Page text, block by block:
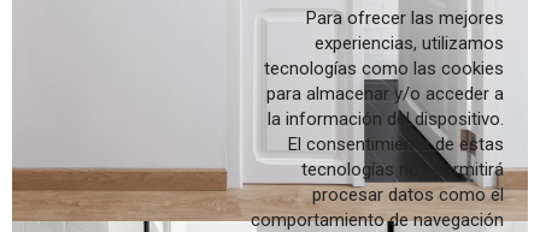
Para ofrecer las mejores
experiencias, utilizamos
tecnologías como las cookies
para almacenar y/o acceder a
la información del dispositivo.
El consentimiento de estas
tecnologías nos permitirá
procesar datos como el
comportamiento de navegación
Obra nova
Rehabilitació
Interiors
Paisatge
Concursos
Producte